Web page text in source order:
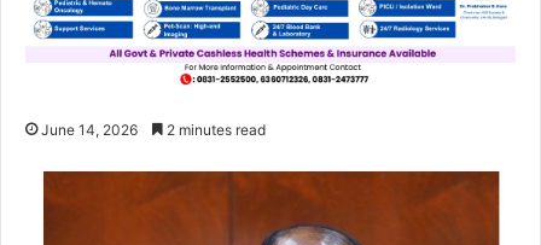
June 14, 2026 2 minutes read